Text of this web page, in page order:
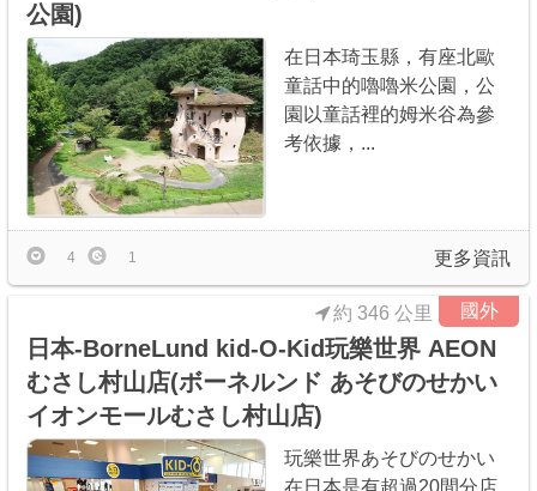
公園)
在日本琦玉縣，有座北歐
童話中的嚕嚕米公園，公
園以童話裡的姆米谷為參
考依據，...
更多資訊
4 1
國外
日本-BorneLund kid-O-Kid玩樂世界 AEON
むさし村山店(ボーネルンド あそびのせかい
イオンモールむさし村山店)
約 346 公里
玩樂世界あそびのせかい
在日本是有超過20間分店